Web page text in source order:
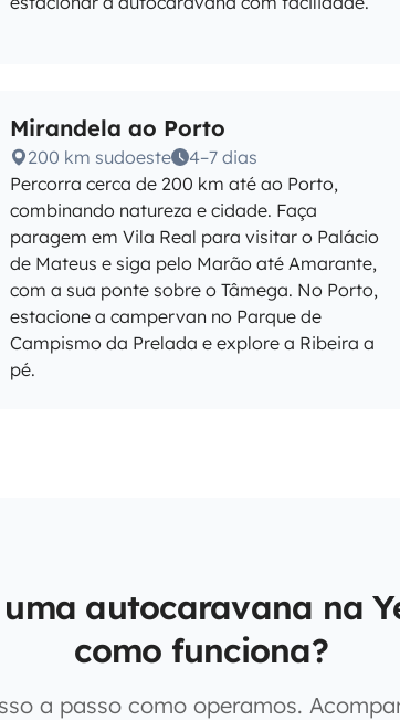
Mirandela ao Porto
200 km sudoeste
4–7 dias
Percorra cerca de 200 km até ao Porto,
combinando natureza e cidade. Faça
paragem em Vila Real para visitar o Palácio
de Mateus e siga pelo Marão até Amarante,
com a sua ponte sobre o Tâmega. No Porto,
estacione a campervan no Parque de
Campismo da Prelada e explore a Ribeira a
pé.
autocaravana na
como funciona?
a passo como operamos.